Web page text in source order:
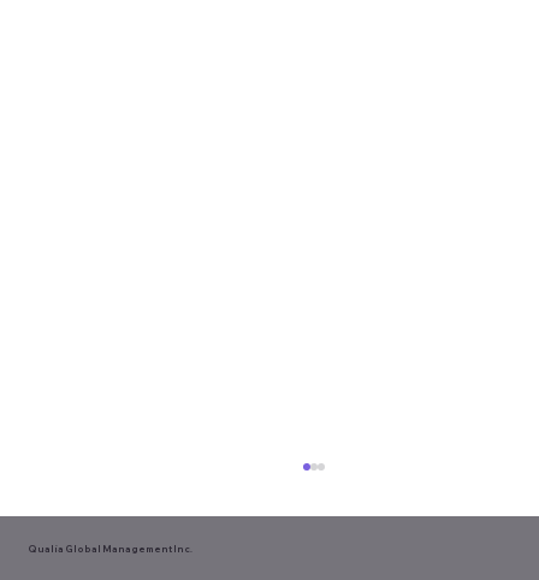
Qualia Global Management Inc.